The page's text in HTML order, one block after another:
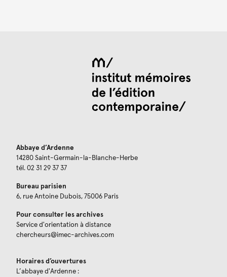
Abbaye d’Ardenne
14280 Saint-Germain-la-Blanche-Herbe
tél. 02 31 29 37 37
Bureau parisien
6, rue Antoine Dubois, 75006 Paris
Pour consulter les archives
Service d'orientation à distance
chercheurs@imec-archives.com
Horaires d’ouvertures
L’abbaye d'Ardenne :